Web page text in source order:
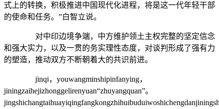
式上的转换，积极推进中国现代化进程，将是这一代年轻干部
的使命和任务。”白智立说。
对中印边境争端，中方维护领土主权完整的坚定信念
和强大实力，以及一贯的务实理性态度，对谈判形成了强有力
的塑造，推动双方不断朝着大的共识前进。
jinqi，youwangminshipinfanying，
jiningzaihejizhonggelirenyuan“zhuyangquan”。